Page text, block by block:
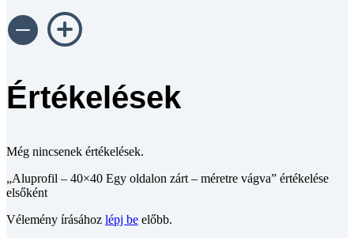
Értékelések
Még nincsenek értékelések.
„Aluprofil – 40×40 Egy oldalon zárt – méretre vágva” értékelése
elsőként
Vélemény írásához lépj be előbb.